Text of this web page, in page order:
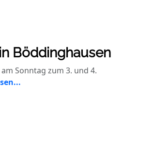
Böddinghausen
Sonntag zum 3. und 4.